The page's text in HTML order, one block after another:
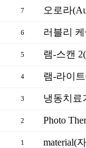
7 오로라
6 러블리
5 램-스캔
4 램-라이
3 냉동치료
2 Photo
1 material(